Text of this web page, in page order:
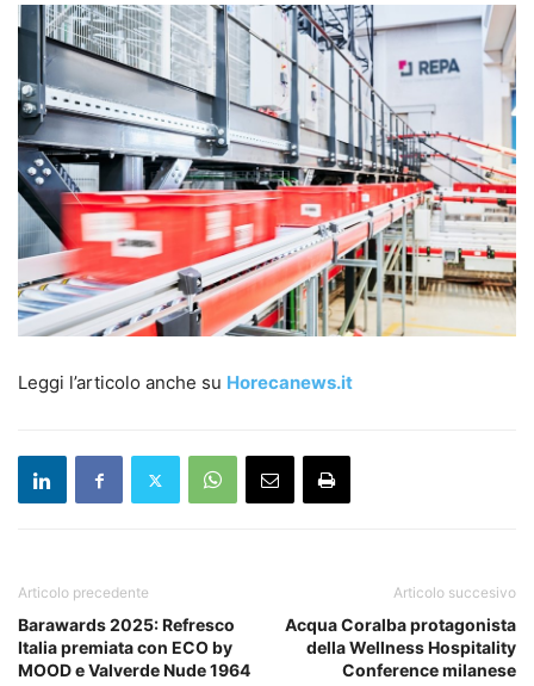
Leggi l’articolo anche su Horecanews.it
Articolo precedente
Barawards 2025: Refresco
Italia premiata con ECO by
MOOD e Valverde Nude 1964
Articolo succesivo
Acqua Coralba protagonista
della Wellness Hospitality
Conference milanese